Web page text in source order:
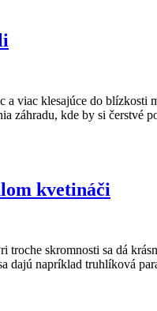
a viac klesajúce do
záhradu, kde by si
kvetináči
skromnosti sa dá
dajú napríklad truhlíková